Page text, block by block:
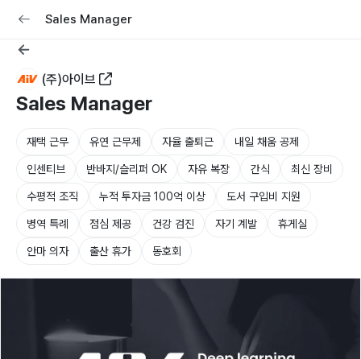
교육 커리어
Sales Manager
(주)아이브
Sales Manager
재택 근무 유연 근무제 자율 출퇴근 내일 채움 공제
인센티브 반바지/슬리퍼 OK 자유 복장 간식 최신 장비
수평적 조직 누적 투자금 100억 이상 도서 구입비 지원
병역 특례 점심 제공 건강 검진 자기 계발 휴게실
안마 의자 출산 휴가 동호회